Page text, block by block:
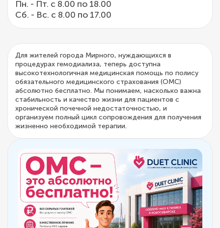
Пн. - Пт. с 8.00 по 18.00
Сб. - Вс. с 8.00 по 17.00
Для жителей города Мирного, нуждающихся в
процедурах гемодиализа, теперь доступна
высокотехнологичная медицинская помощь по полису
обязательного медицинского страхования (ОМС)
абсолютно бесплатно. Мы понимаем, насколько важна
стабильность и качество жизни для пациентов с
хронической почечной недостаточностью, и
организуем полный цикл сопровождения для получения
жизненно необходимой терапии.